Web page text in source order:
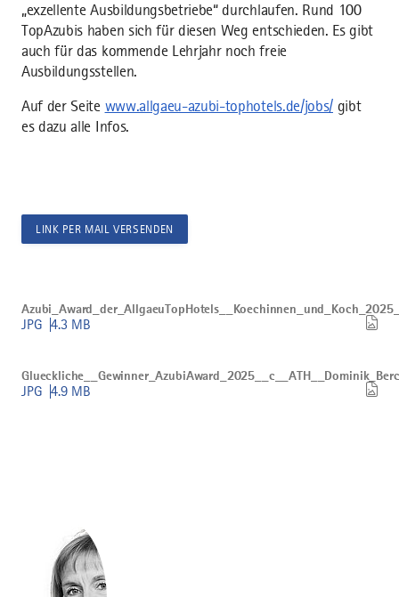
„exzellente Ausbildungsbetriebe“ durchlaufen. Rund 100
TopAzubis haben sich für diesen Weg entschieden. Es gibt
auch für das kommende Lehrjahr noch freie
Ausbildungsstellen.
Auf der Seite www.allgaeu-azubi-tophotels.de/jobs/ gibt
es dazu alle Infos.
LINK PER MAIL VERSENDEN
JPG 4.3 MB
herunterladen
JPG 4.9 MB
herunterladen